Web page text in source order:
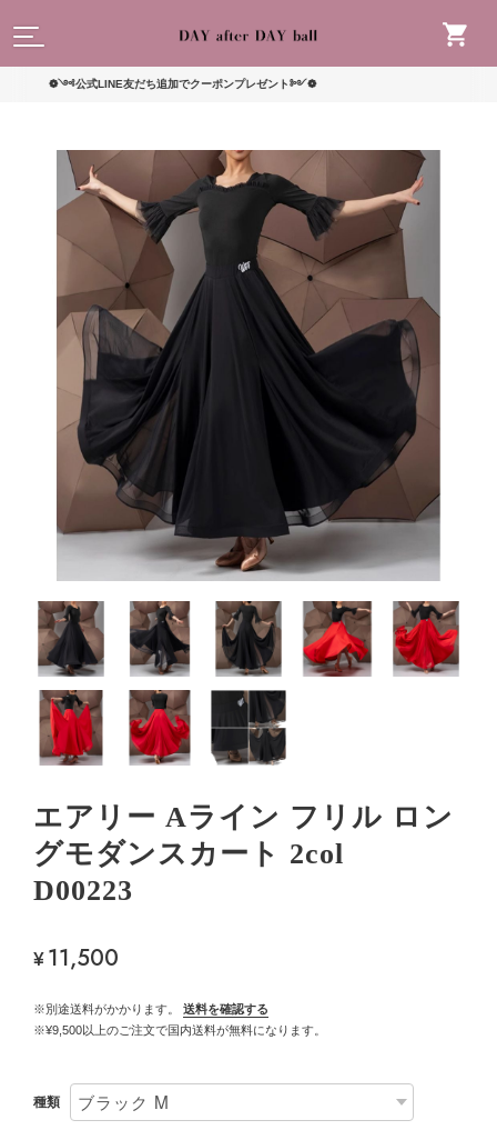
❁༺公式LINE友だち追加でクーポンプレゼント༻❁
エアリー Aライン フリル ロン
グモダンスカート 2col
D00223
¥11,500
※別途送料がかかります。
送料を確認する
※¥9,500以上のご注文で国内送料が無料になります。
種類